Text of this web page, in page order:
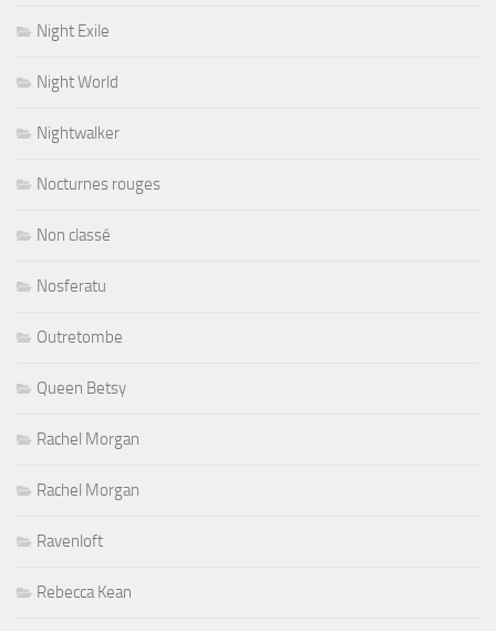
Night Exile
Night World
Nightwalker
Nocturnes rouges
Non classé
Nosferatu
Outretombe
Queen Betsy
Rachel Morgan
Rachel Morgan
Ravenloft
Rebecca Kean